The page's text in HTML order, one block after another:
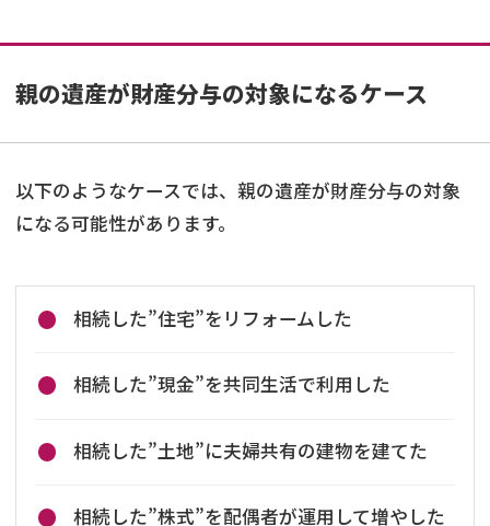
親の遺産が財産分与の対象になるケース
以下のようなケースでは、親の遺産が財産分与の対象
になる可能性があります。
相続した”住宅”をリフォームした
相続した”現金”を共同生活で利用した
相続した”土地”に夫婦共有の建物を建てた
相続した”株式”を配偶者が運用して増やした